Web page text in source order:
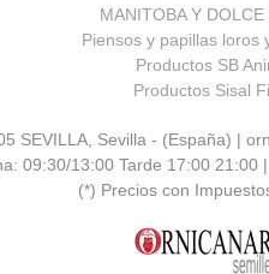
MANITOBA Y DOLCE
Piensos y papillas loros
Productos SB
Productos Sisal
SEVILLA, Sevilla - (España) |
09:30/13:00 Tarde 17:00 21:00
(*) Precios con